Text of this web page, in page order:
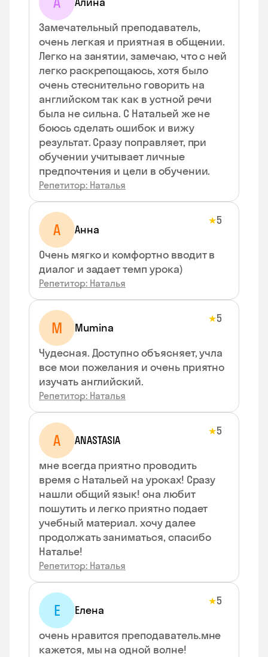
Замечательный преподаватель,
очень легкая и приятная в общении.
Легко на занятии, замечаю, что с ней
легко раскрепощаюсь, хотя было
очень стеснительно говорить на
английском так как в устной речи
была не сильна. С Натальей же не
боюсь сделать ошибок и вижу
результат. Сразу поправляет, при
обучении учитывает личные
предпочтения и цели в обучении.
Репетитор: Наталья
А Анна
★5
Очень мягко и комфортно вводит в
диалог и задает темп урока)
Репетитор: Наталья
M Mumina
★5
Чудесная. Доступно объясняет, учла
все мои пожелания и очень приятно
изучать английский.
Репетитор: Наталья
A ANASTASIA
★5
мне всегда приятно проводить
время с Натальей на уроках! Сразу
нашли общий язык! она любит
пошутить и легко приятно подает
учебный материал. хочу далее
продолжать заниматься, спасибо
Наталье!
Репетитор: Наталья
Е Елена
★5
очень нравится преподаватель.мне
кажется, мы на одной волне!